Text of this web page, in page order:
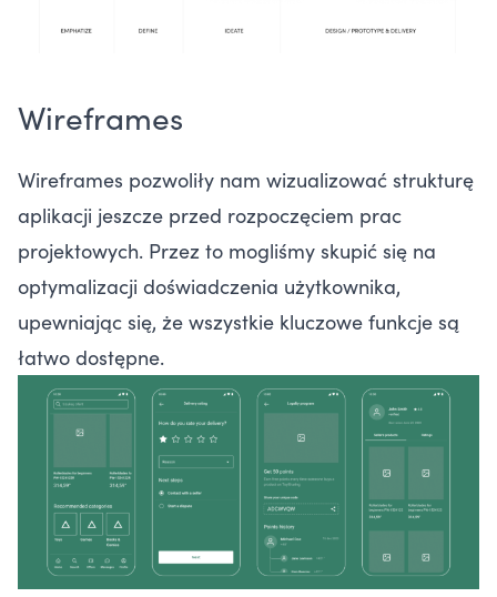
Wireframes
Wireframes pozwoliły nam wizualizować strukturę
aplikacji jeszcze przed rozpoczęciem prac
projektowych. Przez to mogliśmy skupić się na
optymalizacji doświadczenia użytkownika,
upewniając się, że wszystkie kluczowe funkcje są
łatwo dostępne.